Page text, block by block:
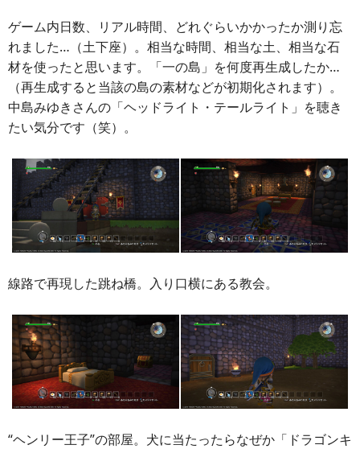
ゲーム内日数、リアル時間、どれぐらいかかったか測り忘
れました…（土下座）。相当な時間、相当な土、相当な石
材を使ったと思います。「一の島」を何度再生成したか…
（再生成すると当該の島の素材などが初期化されます）。
中島みゆきさんの「ヘッドライト・テールライト」を聴き
たい気分です（笑）。
線路で再現した跳ね橋。入り口横にある教会。
“ヘンリー王子”の部屋。犬に当たったらなぜか「ドラゴンキ